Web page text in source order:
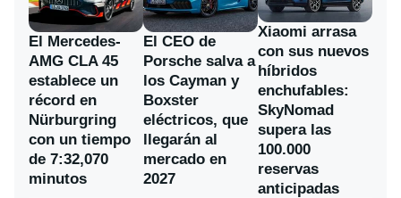
El Mercedes-
AMG CLA 45
establece un
récord en
Nürburgring
con un tiempo
de 7:32,070
minutos
El CEO de
Porsche salva a
los Cayman y
Boxster
eléctricos, que
llegarán al
mercado en
2027
Xiaomi arrasa
con sus nuevos
híbridos
enchufables:
SkyNomad
supera las
100.000
reservas
anticipadas